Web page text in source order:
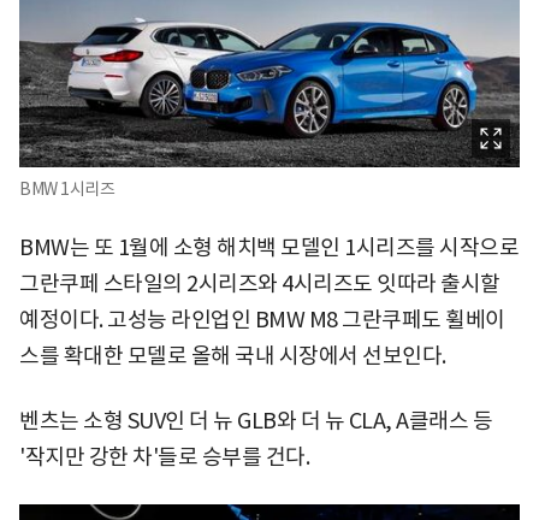
BMW 1시리즈
BMW는 또 1월에 소형 해치백 모델인 1시리즈를 시작으로
그란쿠페 스타일의 2시리즈와 4시리즈도 잇따라 출시할
예정이다. 고성능 라인업인 BMW M8 그란쿠페도 휠베이
스를 확대한 모델로 올해 국내 시장에서 선보인다.
벤츠는 소형 SUV인 더 뉴 GLB와 더 뉴 CLA, A클래스 등
'작지만 강한 차'들로 승부를 건다.